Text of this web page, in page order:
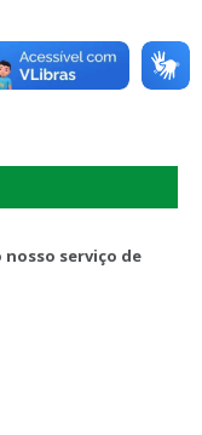
nosso serviço de